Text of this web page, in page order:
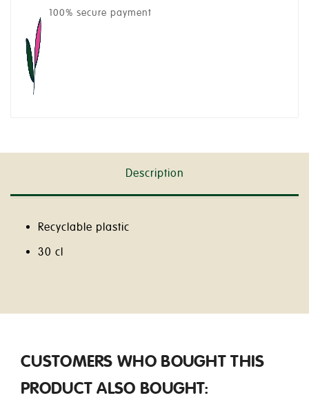
100% secure payment
Description
Recyclable plastic
30 cl
CUSTOMERS WHO BOUGHT THIS
PRODUCT ALSO BOUGHT: